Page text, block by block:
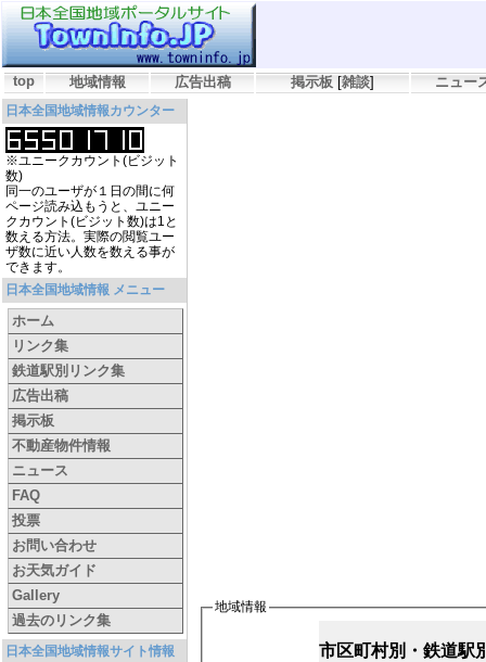
top 地域情報 広告出稿 掲示板 [雑談] ニュー
日本全国地域情報カウンター
※ユニークカウント(ビジット
数)
同一のユーザが１日の間に何
ページ読み込もうと、ユニー
クカウント(ビジット数)は1と
数える方法。実際の閲覧ユー
ザ数に近い人数を数える事が
できます。
日本全国地域情報 メニュー
ホーム
リンク集
鉄道駅別リンク集
広告出稿
掲示板
不動産物件情報
ニュース
FAQ
投票
お問い合わせ
お天気ガイド
Gallery
過去のリンク集
日本全国地域情報サイト情報
地域情報
市区町村別・鉄道駅